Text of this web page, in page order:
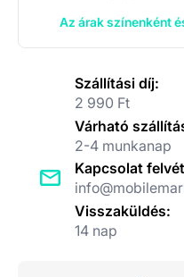
Az árak színenként
Szállítási díj:
2 990 Ft
Várható
2-4 munkanap
Kapcsolat
Visszaküldés:
14 nap